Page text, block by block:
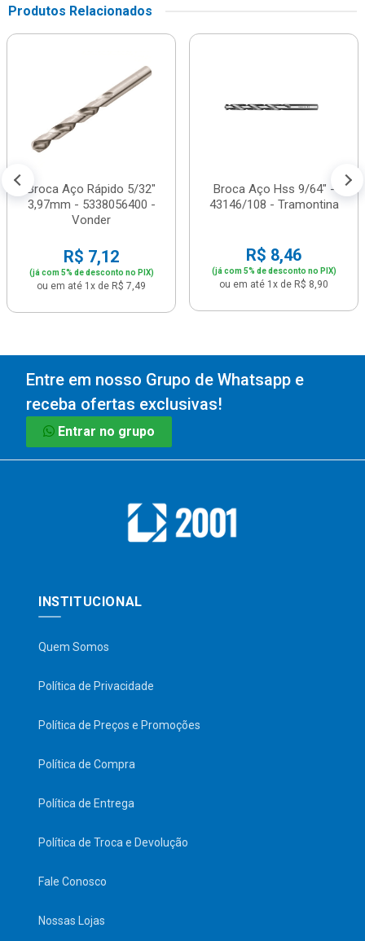
Produtos Relacionados
Broca Aço Rápido 5/32"
3,97mm - 5338056400 -
Vonder
R$ 7,12
(já com 5% de desconto no PIX)
ou em até 1x de R$ 7,49
Broca Aço Hss 9/64" -
43146/108 - Tramontina
R$ 8,46
(já com 5% de desconto no PIX)
ou em até 1x de R$ 8,90
Entre em nosso Grupo de Whatsapp e
receba ofertas exclusivas!
Entrar no grupo
INSTITUCIONAL
Quem Somos
Política de Privacidade
Política de Preços e Promoções
Política de Compra
Política de Entrega
Política de Troca e Devolução
Fale Conosco
Nossas Lojas